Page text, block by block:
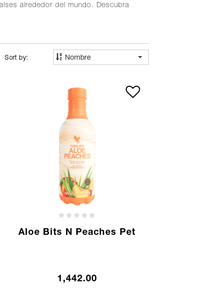
alrededor del mundo. Descubra
Sort by: Nombre
Aloe Bits N Peaches Pet
1,442.00